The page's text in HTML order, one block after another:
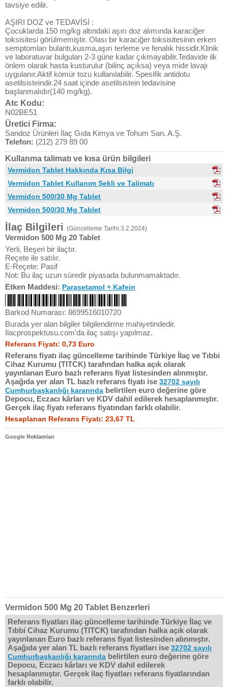
tavsiye edilir.
AŞIRI DOZ ve TEDAVİSİ :
Çocuklarda 150 mg/kg altındaki aşırı doz alımında karaciğer
toksisitesi görülmemiştir. Olası bir karaciğer toksisitesinin erken
semptomları bulantı,kusma,aşırı terleme ve fenalık hissidir.Klinik
ve laboratuvar bulguları 2-3 güne kadar çıkmayabilir.Tedavide ilk
önlem olarak hasta kusturulur (bilinç açıksa) veya mide lavajı
uygulanır.Aktif kömür tozu kullanılabilir. Spesifik antidotu
asetilsisteindir.24 saat içinde asetilsistein tedavisine
başlanmalıdır(140 mg/kg).
Atc Kodu:
N02BE51
Üretici Firma:
Sandoz Ürünleri İlaç Gıda Kimya ve Tohum San. A.Ş.
Telefon: (212) 279 89 00
Kullanma talimatı ve kısa ürün bilgileri
Vermidon Tablet Hakkında Kısa Bilgi
Vermidon Tablet Kullanım Şekli ve Talimatı
Vermidon 500/30 Mg Tablet
Vermidon 500/30 Mg Tablet
İlaç Bilgileri (Güncelleme Tarihi:3.2.2024)
Vermidon 500 Mg 20 Tablet
Yerli, Beşeri bir ilaçtır.
Reçete ile satılır.
E-Reçete: Pasif
Not: Bu ilaç uzun süredir piyasada bulunmamaktadır.
Etken Maddesi: Parasetamol + Kafein
Barkod Numarası: 8699516010720
Burada yer alan bilgiler bilgilendirme mahiyetindedir.
Ilacprospektusu.com'da ilaç satışı yapılmaz.
Referans Fiyatı: 0,73 Euro
Referans fiyatı ilaç güncelleme tarihinde Türkiye İlaç ve Tıbbi
Cihaz Kurumu (TITCK) tarafından halka açık olarak
yayınlanan Euro bazlı referans fiyat listesinden alınmıştır.
Aşağıda yer alan TL bazlı referans fiyatı ise 32702 sayılı
Cumhurbaşkanlığı kararında belirtilen euro değerine göre
Depocu, Eczacı kârları ve KDV dahil edilerek hesaplanmıştır.
Gerçek ilaç fiyatı referans fiyatından farklı olabilir.
Hesaplanan Referans Fiyatı: 23,67 TL
Google Reklamları
Vermidon 500 Mg 20 Tablet Benzerleri
Referans fiyatları ilaç güncelleme tarihinde Türkiye İlaç ve
Tıbbi Cihaz Kurumu (TITCK) tarafından halka açık olarak
yayınlanan Euro bazlı referans fiyat listesinden alınmıştır.
Aşağıda yer alan TL bazlı referans fiyatları ise 32702 sayılı
Cumhurbaşkanlığı kararında belirtilen euro değerine göre
Depocu, Eczacı kârları ve KDV dahil edilerek
hesaplanmıştır. Gerçek ilaç fiyatları referans fiyatlarından
farklı olabilir.